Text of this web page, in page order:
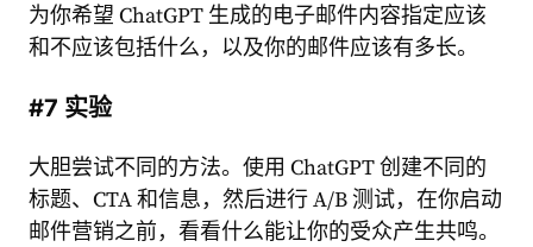
为你希望 ChatGPT 生成的电子邮件内容指定应该
和不应该包括什么，以及你的邮件应该有多长。
#7 实验
大胆尝试不同的方法。使用 ChatGPT 创建不同的
标题、CTA 和信息，然后进行 A/B 测试，在你启动
邮件营销之前，看看什么能让你的受众产生共鸣。